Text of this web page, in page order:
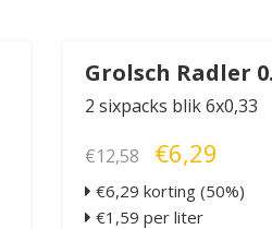
Grolsch Radler
2 sixpacks blik 6x0,33
€12,58 €6,29
€6,29 korting (50%)
€1,59 per liter